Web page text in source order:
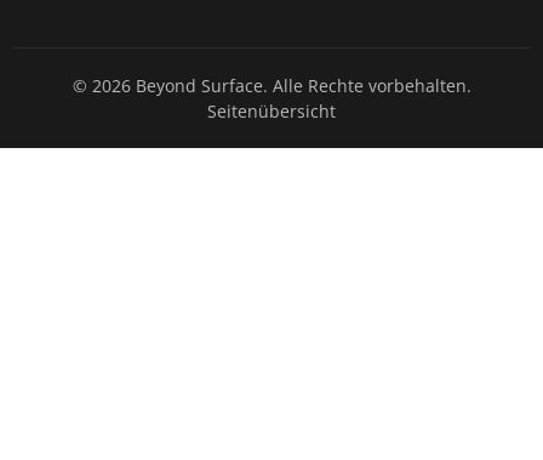
© 2026 Beyond Surface. Alle Rechte vorbehalten.
Seitenübersicht